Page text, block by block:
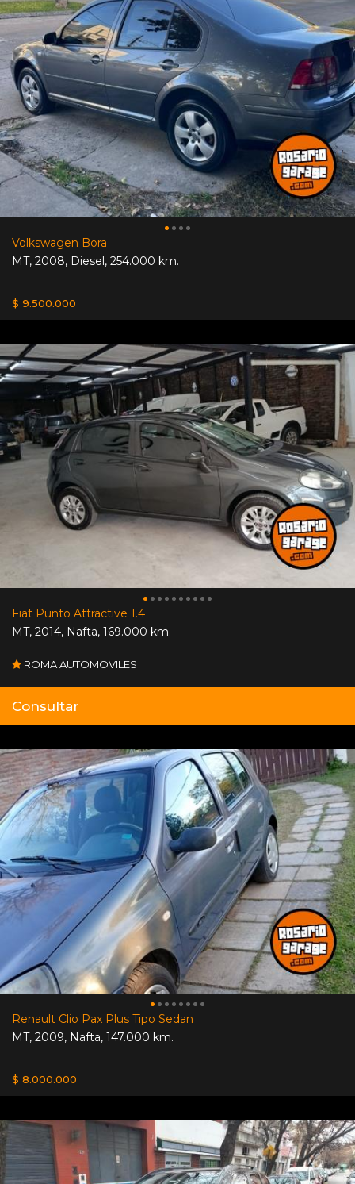
Volkswagen Bora
MT, 2008, Diesel, 254.000 km.
$ 9.500.000
Fiat Punto Attractive 1.4
MT, 2014, Nafta, 169.000 km.
ROMA AUTOMOVILES
Consultar
Renault Clio Pax Plus Tipo Sedan
MT, 2009, Nafta, 147.000 km.
$ 8.000.000